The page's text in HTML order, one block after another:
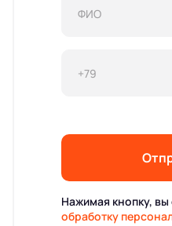
Нажимая кнопку,
обработку